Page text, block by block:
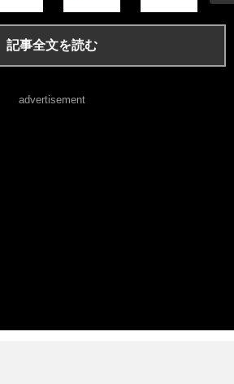
記事全文を読む
advertisement